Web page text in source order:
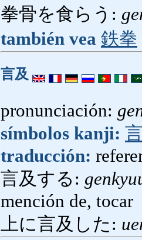
拳骨を食らう:
también vea 鉄拳
言及
pronunciación:
símbolos kanji:
traducción:
言及する:
mención de, tocar
上に言及した: